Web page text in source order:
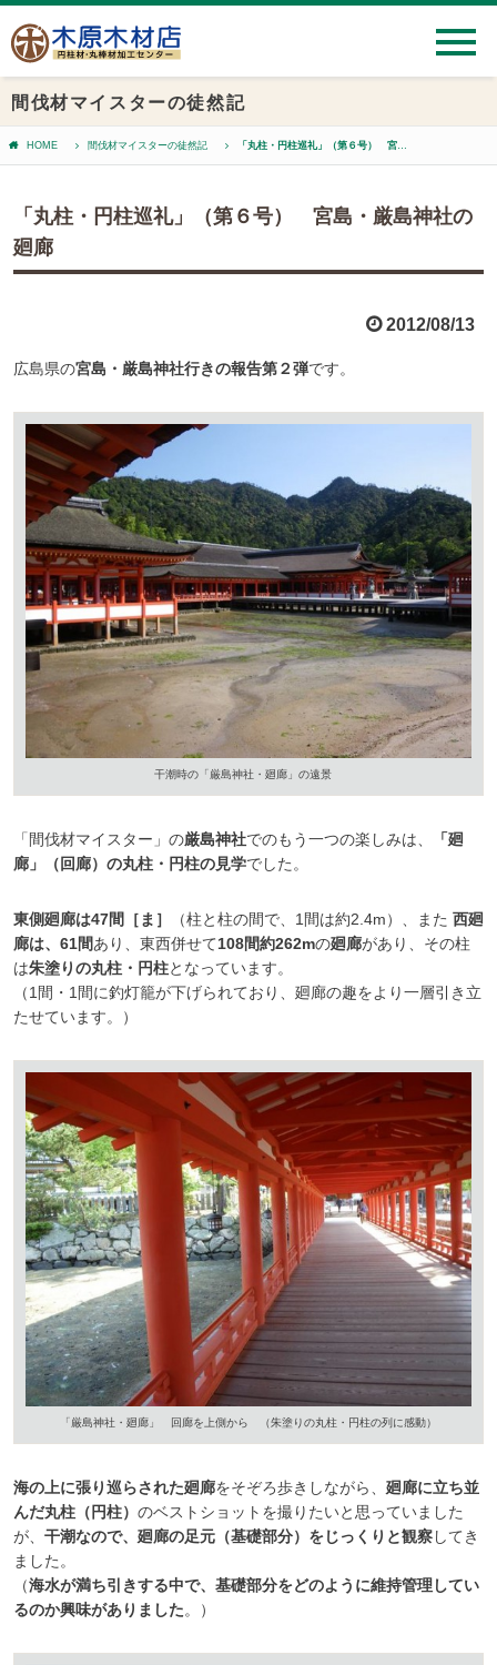
間伐材マイスターの徒然記
HOME 間伐材マイスターの徒然記 「丸柱・円柱巡礼」（第６号） 宮島・厳島神社の廻廊
「丸柱・円柱巡礼」（第６号） 宮島・厳島神社の
廻廊
2012/08/13
広島県の宮島・厳島神社行きの報告第２弾です。
干潮時の「厳島神社・廻廊」の遠景
「間伐材マイスター」の厳島神社でのもう一つの楽しみは、
「廻
廊」（回廊）の丸柱・円柱の見学でした。
東側廻廊は47間［ま］ （柱と柱の間で、1間は約2.4m）、また 西廻
廊は、61間あり、東西併せて108間約262mの廻廊があり、その柱
は朱塗りの丸柱・円柱となっています。
（1間・1間に釣灯籠が下げられており、廻廊の趣をより一層引き立
たせています。）
「厳島神社・廻廊」 回廊を上側から （朱塗りの丸柱・円柱の列に感動）
海の上に張り巡らされた廻廊をそぞろ歩きしながら、 廻廊に立ち並
んだ丸柱（円柱） のベストショットを撮りたいと思っていました
が、 干潮なので、廻廊の足元（基礎部分）をじっくりと観察してき
ました。
（海水が満ち引きする中で、基礎部分をどのように維持管理してい
るのか興味がありました。）